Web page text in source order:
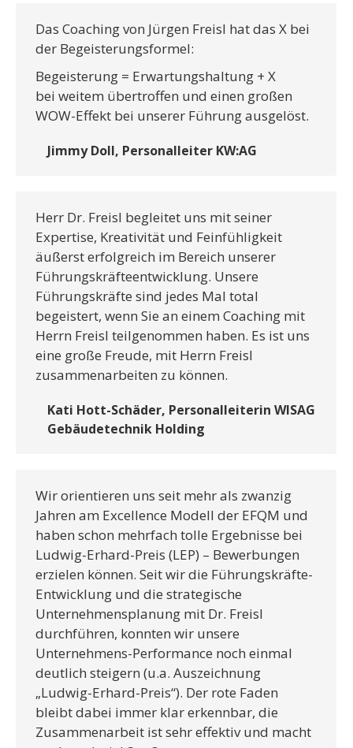
Das Coaching von Jürgen Freisl hat das X bei
der Begeisterungsformel:
Begeisterung = Erwartungshaltung + X
bei weitem übertroffen und einen großen
WOW-Effekt bei unserer Führung ausgelöst.
Jimmy Doll, Personalleiter KW:AG
Herr Dr. Freisl begleitet uns mit seiner
Expertise, Kreativität und Feinfühligkeit
äußerst erfolgreich im Bereich unserer
Führungskräfteentwicklung. Unsere
Führungskräfte sind jedes Mal total
begeistert, wenn Sie an einem Coaching mit
Herrn Freisl teilgenommen haben. Es ist uns
eine große Freude, mit Herrn Freisl
zusammenarbeiten zu können.
Kati Hott-Schäder, Personalleiterin WISAG
Gebäudetechnik Holding
Wir orientieren uns seit mehr als zwanzig
Jahren am Excellence Modell der EFQM und
haben schon mehrfach tolle Ergebnisse bei
Ludwig-Erhard-Preis (LEP) – Bewerbungen
erzielen können. Seit wir die Führungskräfte-
Entwicklung und die strategische
Unternehmensplanung mit Dr. Freisl
durchführen, konnten wir unsere
Unternehmens-Performance noch einmal
deutlich steigern (u.a. Auszeichnung
„Ludwig-Erhard-Preis“). Der rote Faden
bleibt dabei immer klar erkennbar, die
Zusammenarbeit ist sehr effektiv und macht